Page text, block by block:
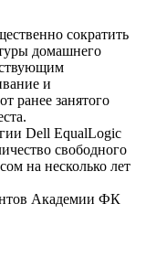
сократить
домашнего
и
ранее занятого
Dell EqualLogic
свободного
на несколько лет
Академии ФК